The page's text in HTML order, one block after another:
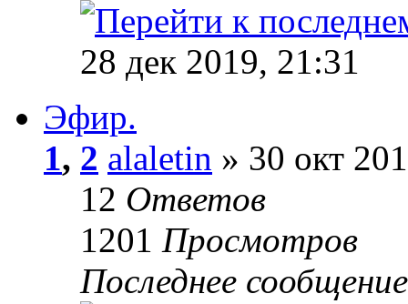
28 дек 2019, 21:31
Эфир.
1, 2 alaletin » 30 окт
12 Ответов
1201 Просмотров
Последнее